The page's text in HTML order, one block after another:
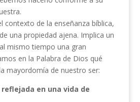
contexto de la enseñanza bíblica,
una propiedad ajena. Implica un
mismo tiempo una gran
en la Palabra de Dios qué
mayordomía de nuestro ser:
en una vida de